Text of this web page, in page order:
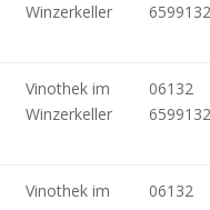
Winzerkeller
Vinothek im
Winzerkeller
06132
Vinothek im
06132